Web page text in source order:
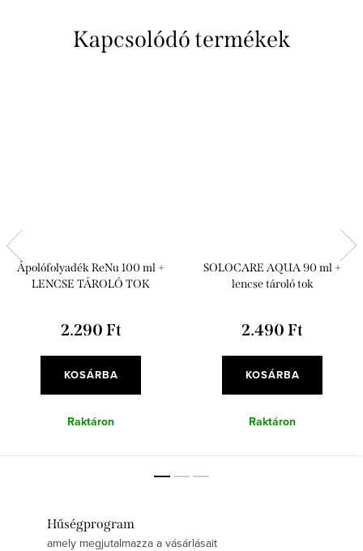
Kapcsolódó termékek
Ápolófolyadék ReNu 100 ml +
LENCSE TÁROLÓ TOK
2.290 Ft
KOSÁRBA
Raktáron
SOLOCARE AQUA 90 ml +
lencse tároló tok
2.490 Ft
KOSÁRBA
Raktáron
Hűségprogram
amely megjutalmazza a vásárlásait